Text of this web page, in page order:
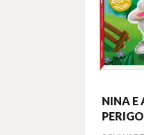
NINA E
AQUI